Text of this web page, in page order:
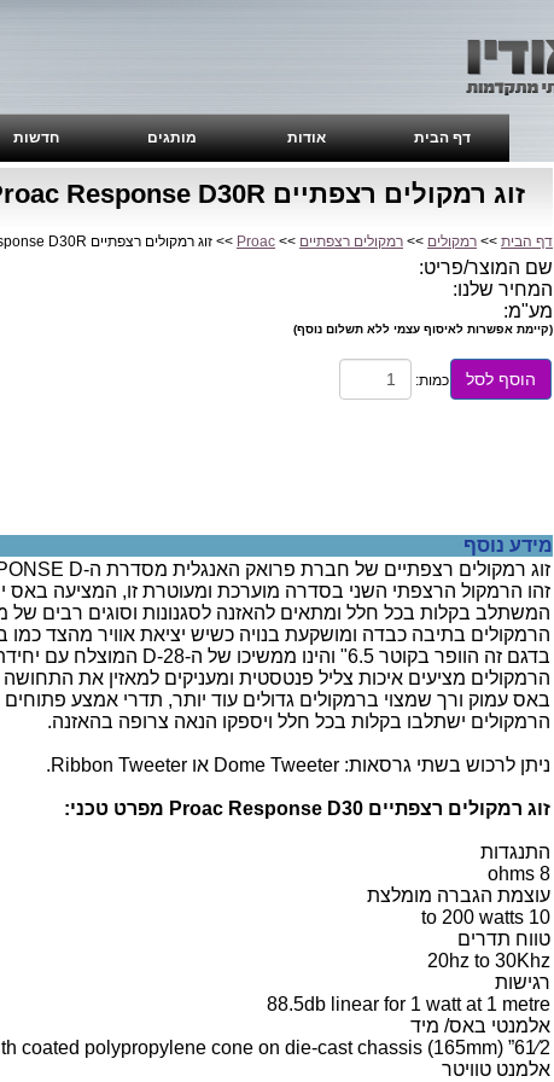
דף הבית אודות מותגים חדשות
זוג רמקולים רצפתיים Proac Response D30R
דף הבית >> רמקולים >> רמקולים רצפתיים >>
Proac >> זוג רמקולים רצפתיים Proac Response D30R
שם המוצר/פריט:
המחיר שלנו:
מע"מ:
(קיימת אפשרות לאיסוף עצמי ללא תשלום נוסף)
הוסף לסל כמות:
מידע נוסף
זוג רמקולים רצפתיים של חברת פרואק האנגלית מסדרת ה-RESPONSE D הגבוהה והיוקרתית.
זהו הרמקול הרצפתי השני בסדרה מוערכת ומעוטרת זו, המציעה באס
המשתלב בקלות בכל חלל ומתאים להאזנה לסגנונות וסוגים רבים של
הרמקולים בתיבה כבדה ומושקעת בנויה כשיש יציאת אוויר מהצד כמו
בדגם זה הוופר בקוטר 6.5" והינו ממשיכו של ה-D-28 המוצלח עם יחידת קרוס אובר משופרת ותיבה חדישה ומשופרת.
הרמקולים מציעים איכות צליל פנטסטית ומעניקים למאזין את
באס עמוק ורך שמצוי ברמקולים גדולים עוד יותר, תדרי אמצע פתוחים
הרמקולים ישתלבו בקלות בכל חלל ויספקו הנאה צרופה בהאזנה.
ניתן לרכוש בשתי גרסאות: Dome Tweeter או Ribbon Tweeter.
זוג רמקולים רצפתיים Proac Response D30 מפרט טכני:
התנגדות
8 ohms
עוצמת הגברה מומלצת
10 to 200 watts
טווח תדרים
20hz to 30Khz
רגישות
88.5db linear for 1 watt at 1 metre
אלמנטי באס/ מיד
61⁄2” (165mm) ProAc unit, professionally made with coated polypropylene cone on die-cast chassis.
אלמנט טוויטר